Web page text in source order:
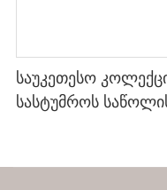
საუკეთესო
სასტუმროს